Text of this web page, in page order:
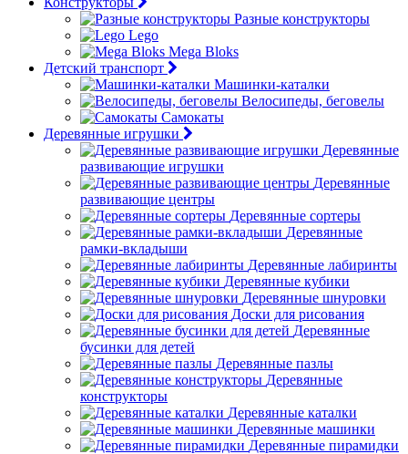
Разные конструкторы
Lego
Mega Bloks
Детский транспорт
Машинки-каталки
Велосипеды, беговелы
Самокаты
Деревянные игрушки
Деревянные
развивающие игрушки
Деревянные
развивающие центры
Деревянные сортеры
Деревянные
рамки-вкладыши
Деревянные лабиринты
Деревянные кубики
Деревянные шнуровки
Доски для рисования
Деревянные
бусинки для детей
Деревянные пазлы
Деревянные
конструкторы
Деревянные каталки
Деревянные машинки
Деревянные пирамидки